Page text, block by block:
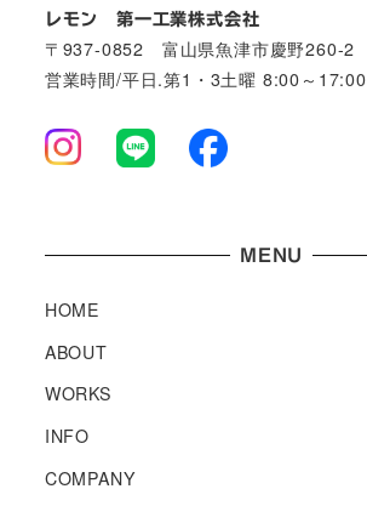
レモン 第一工業株式会社
〒937-0852 富山県魚津市慶野260-2
営業時間/平日.第1・3土曜 8:00～17:00
MENU
HOME
ABOUT
WORKS
INFO
COMPANY